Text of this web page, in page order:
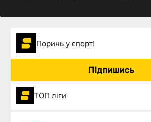
Поринь у спорт!
Підпишись
ТОП ліги